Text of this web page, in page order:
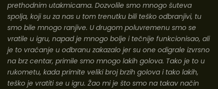
prethodnim utakmicama. Dozvolile smo mnogo šuteva
spolja, koji su za nas u tom trenutku bili teško odbranjivi, tu
smo bile mnogo ranjive. U drugom poluvremenu smo se
vratile u igru, napad je mnogo bolje i tečnije funkcionisao, ali
je to vraćanje u odbranu zakazalo jer su one odigrale izvrsno
na brz centar, primile smo mnogo lakih golova. Tako je to u
rukometu, kada primite veliki broj brzih golova i tako lakih,
teško je vratiti se u igru. Žao mi je što smo na takav način